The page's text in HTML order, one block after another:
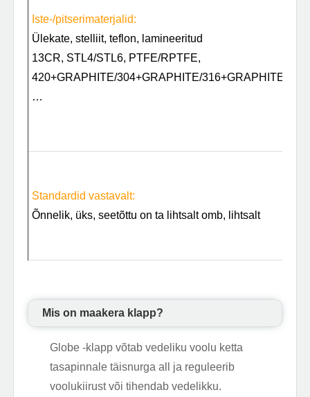
Iste-/pitserimaterjalid:
Ülekate, stelliit, teflon, lamineeritud
13CR, STL4/STL6, PTFE/RPTFE,
420+GRAPHITE/304+GRAPHITE/316+GRAPHITE/
…
Standardid vastavalt:
Õnnelik, üks, seetõttu on ta lihtsalt omb, lihtsalt
Mis on maakera klapp?
Globe -klapp võtab vedeliku voolu ketta
tasapinnale täisnurga all ja reguleerib
voolukiirust või tihendab vedelikku.